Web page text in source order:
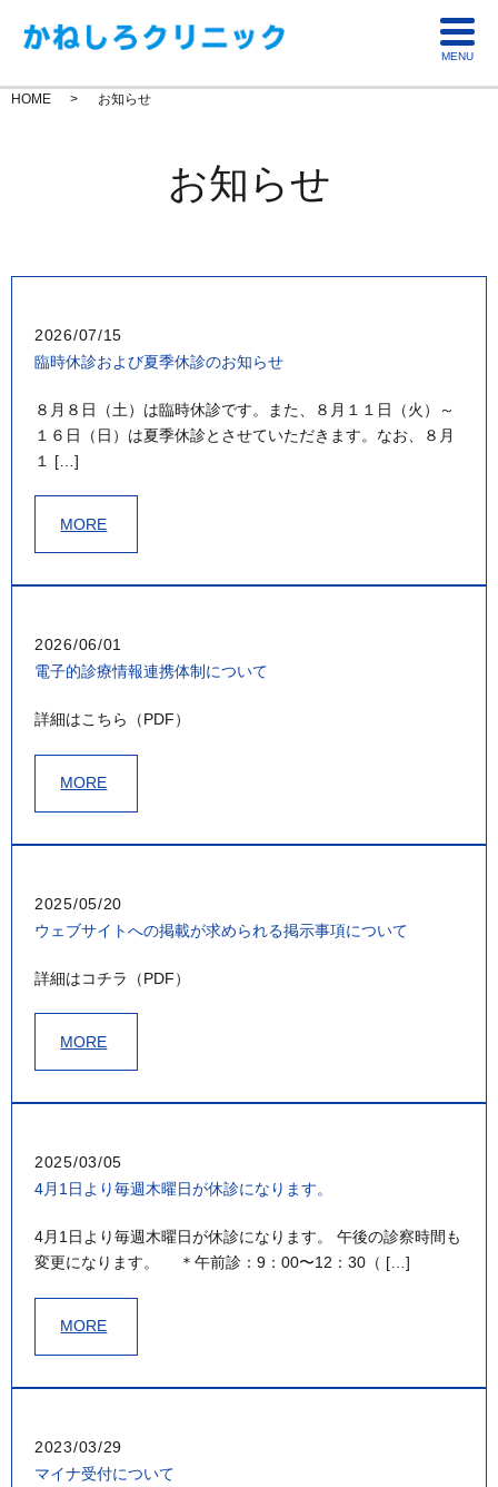
MENU
HOME お知らせ
お知らせ
2026/07/15
臨時休診および夏季休診のお知らせ
８月８日（土）は臨時休診です。また、８月１１日（火）～
１６日（日）は夏季休診とさせていただきます。なお、８月
１ […]
MORE
2026/06/01
電子的診療情報連携体制について
詳細はこちら（PDF）
MORE
2025/05/20
ウェブサイトへの掲載が求められる掲示事項について
詳細はコチラ（PDF）
MORE
2025/03/05
4月1日より毎週木曜日が休診になります。
4月1日より毎週木曜日が休診になります。 午後の診察時間も
変更になります。 ＊午前診：9：00〜12：30（ […]
MORE
2023/03/29
マイナ受付について